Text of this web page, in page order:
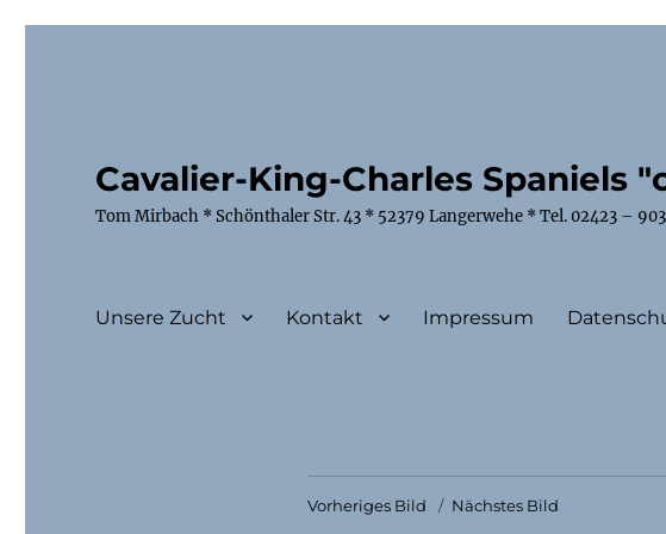
Cavalier-King-Charles Spaniels
Tom Mirbach * Schönthaler Str. 43 * 52379 Langerwehe * Tel. 02423 –
Unsere Zucht Kontakt Impressum
Vorheriges Bild Nächstes Bild